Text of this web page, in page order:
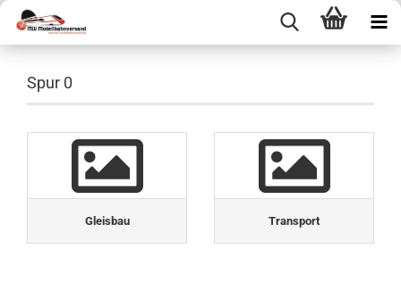
Spur 0
Gleisbau Transport